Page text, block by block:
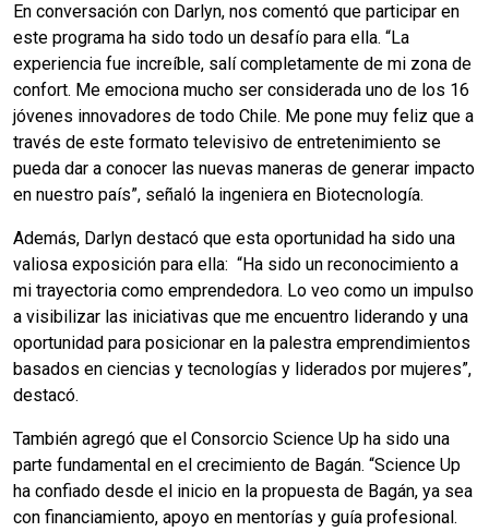
En conversación con Darlyn, nos comentó que participar en
este programa ha sido todo un desafío para ella. “La
experiencia fue increíble, salí completamente de mi zona de
confort. Me emociona mucho ser considerada uno de los 16
jóvenes innovadores de todo Chile. Me pone muy feliz que a
través de este formato televisivo de entretenimiento se
pueda dar a conocer las nuevas maneras de generar impacto
en nuestro país”, señaló la ingeniera en Biotecnología.
Además, Darlyn destacó que esta oportunidad ha sido una
valiosa exposición para ella: “Ha sido un reconocimiento a
mi trayectoria como emprendedora. Lo veo como un impulso
a visibilizar las iniciativas que me encuentro liderando y una
oportunidad para posicionar en la palestra emprendimientos
basados en ciencias y tecnologías y liderados por mujeres”,
destacó.
También agregó que el Consorcio Science Up ha sido una
parte fundamental en el crecimiento de Bagán. “Science Up
ha confiado desde el inicio en la propuesta de Bagán, ya sea
con financiamiento, apoyo en mentorías y guía profesional.